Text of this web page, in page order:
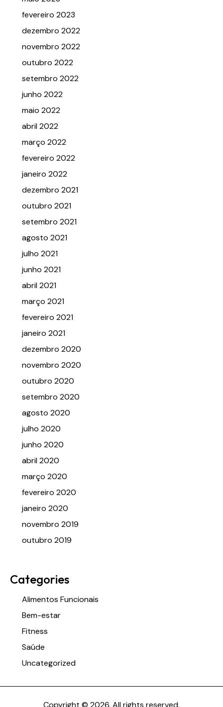
fevereiro 2023
dezembro 2022
novembro 2022
outubro 2022
setembro 2022
junho 2022
maio 2022
abril 2022
março 2022
fevereiro 2022
janeiro 2022
dezembro 2021
outubro 2021
setembro 2021
agosto 2021
julho 2021
junho 2021
abril 2021
março 2021
fevereiro 2021
janeiro 2021
dezembro 2020
novembro 2020
outubro 2020
setembro 2020
agosto 2020
julho 2020
junho 2020
abril 2020
março 2020
fevereiro 2020
janeiro 2020
novembro 2019
outubro 2019
Categories
Alimentos Funcionais
Bem-estar
Fitness
Saúde
Uncategorized
Copyright © 2026. All rights reserved.